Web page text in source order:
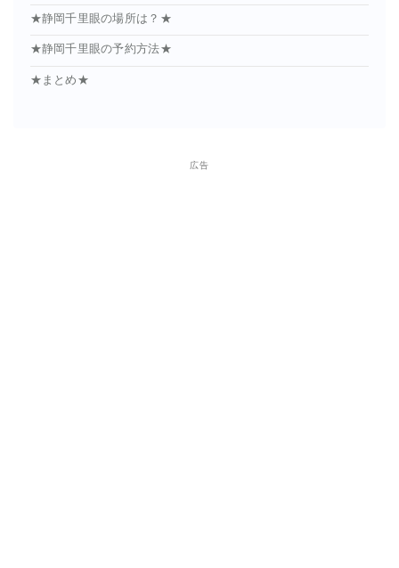
★静岡千里眼の場所は？★
★静岡千里眼の予約方法★
★まとめ★
広告